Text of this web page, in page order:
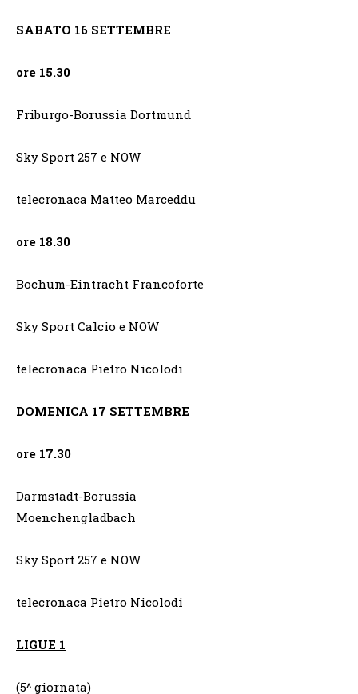
SABATO 16 SETTEMBRE
ore 15.30
Friburgo-Borussia Dortmund
Sky Sport 257 e NOW
telecronaca Matteo Marceddu
ore 18.30
Bochum-Eintracht Francoforte
Sky Sport Calcio e NOW
telecronaca Pietro Nicolodi
DOMENICA 17 SETTEMBRE
ore 17.30
Darmstadt-Borussia
Moenchengladbach
Sky Sport 257 e NOW
telecronaca Pietro Nicolodi
LIGUE 1
(5^ giornata)